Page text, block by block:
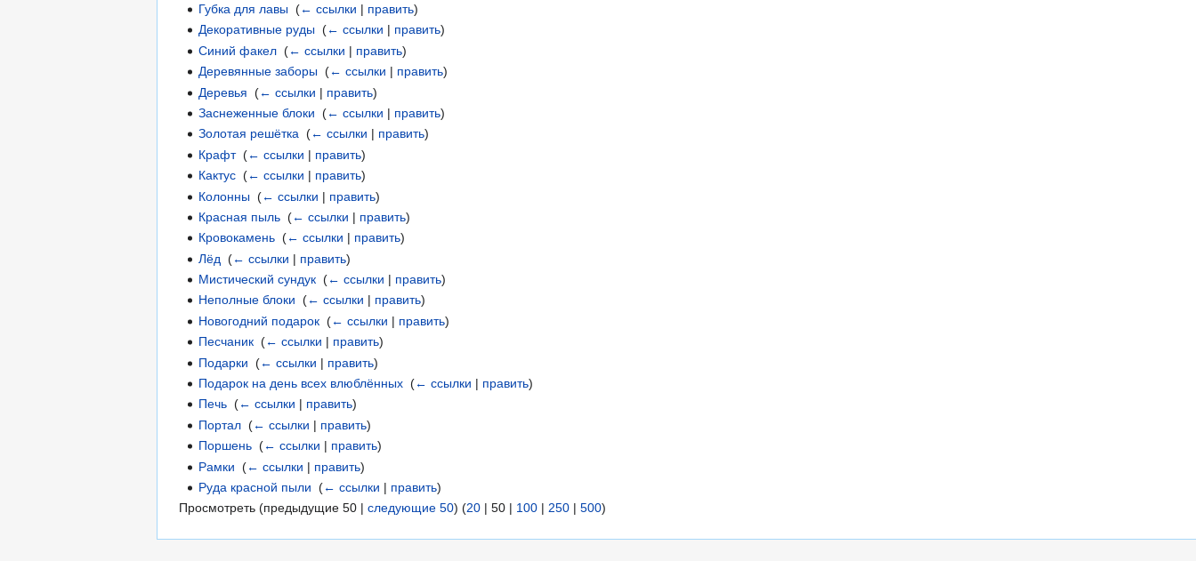
Губка для лавы ‎(← ссылки | править)
Декоративные руды ‎(← ссылки | править)
Синий факел ‎(← ссылки | править)
Деревянные заборы ‎(← ссылки | править)
Деревья ‎(← ссылки | править)
Заснеженные блоки ‎(← ссылки | править)
Золотая решётка ‎(← ссылки | править)
Крафт‎(← ссылки | править)
Кактус ‎(← ссылки | править)
Колонны ‎(← ссылки | править)
Красная пыль ‎(← ссылки | править)
Кровокамень ‎(← ссылки | править)
Лёд ‎(← ссылки | править)
Мистический сундук ‎(← ссылки | править)
Неполные блоки ‎(← ссылки | править)
Новогодний подарок ‎(← ссылки | править)
Песчаник ‎(← ссылки | править)
Подарки ‎(← ссылки | править)
Подарок на день всех влюблённых ‎(← ссылки | править)
Печь ‎(← ссылки | править)
Портал ‎(← ссылки | править)
Поршень ‎(← ссылки | править)
Рамки ‎(← ссылки | править)
Руда красной пыли ‎(← ссылки | править)
Просмотреть (предыдущие 50 | следующие 50) (20 | 50 | 100 | 250 | 500)